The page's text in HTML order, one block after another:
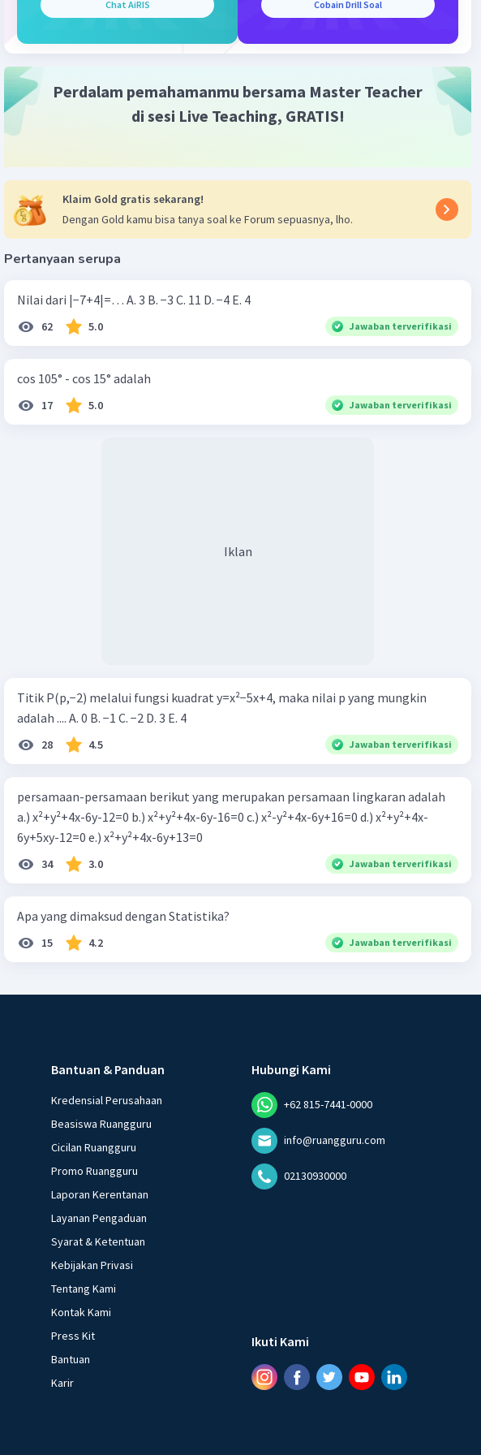
- kelenjar
- penis
Beri Rating 0)
Chat AiRIS Cobain Drill Soal
Perdalam pemahamanmu bersama Master Teacher
di sesi Live Teaching, GRATIS!
Klaim Gold gratis sekarang!
Dengan Gold kamu bisa tanya soal ke Forum sepuasnya, lho.
Pertanyaan serupa
Nilai dari |−7+4|=… A. 3 B. −3 C. 11 D. −4 E. 4
62 5.0 Jawaban terverifikasi
cos 105° - cos 15° adalah
17 5.0 Jawaban terverifikasi
Iklan
Titik P(p,−2) melalui fungsi kuadrat y=x²−5x+4, maka nilai p yang mungkin
adalah .... A. 0 B. −1 C. −2 D. 3 E. 4
28 4.5 Jawaban terverifikasi
persamaan-persamaan berikut yang merupakan persamaan lingkaran adalah
a.) x²+y²+4x-6y-12=0 b.) x²+y²+4x-6y-16=0 c.) x²-y²+4x-6y+16=0 d.) x²+y²+4x-
6y+5xy-12=0 e.) x²+y²+4x-6y+13=0
34 3.0 Jawaban terverifikasi
Apa yang dimaksud dengan Statistika?
15 4.2 Jawaban terverifikasi
Bantuan & Panduan
Kredensial Perusahaan
Beasiswa Ruangguru
Cicilan Ruangguru
Promo Ruangguru
Laporan Kerentanan
Layanan Pengaduan
Syarat & Ketentuan
Kebijakan Privasi
Tentang Kami
Kontak Kami
Press Kit
Bantuan
Karir
Hubungi Kami
+62 815-7441-0000
info@ruangguru.com
02130930000
Ikuti Kami